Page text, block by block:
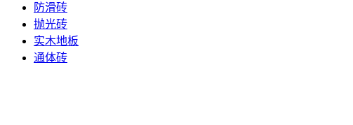
防滑砖
抛光砖
实木地板
通体砖